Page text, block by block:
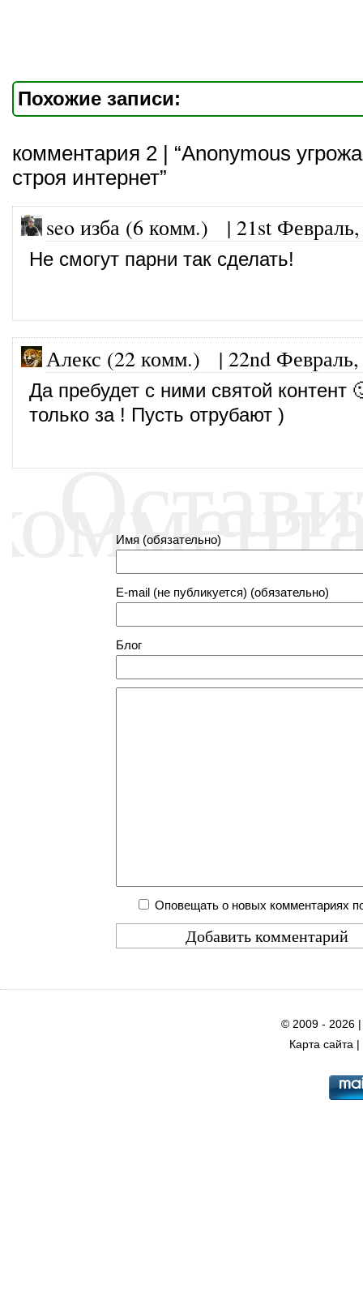
Похожие записи:
комментария 2 | “Anonymous
строя интернет”
seo изба (6 комм.) | 21st
Не смогут парни так сделать!
Алекс (22 комм.) | 22nd
Да пребудет с ними святой контент
только за ! Пусть отрубают )
Имя (обязательно)
E-mail (не публикуется) (обязательно)
Блог
Оповещать о новых комментариях
© 2009 - 2026
Карта сайта